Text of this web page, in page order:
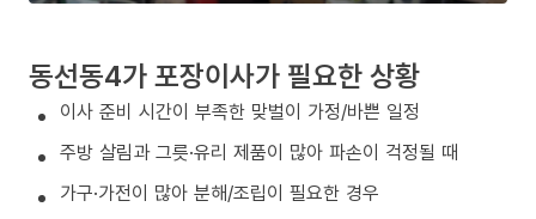
동선동4가 포장이사가 필요한 상황
이사 준비 시간이 부족한 맞벌이 가정/바쁜 일정
주방 살림과 그릇·유리 제품이 많아 파손이 걱정될 때
가구·가전이 많아 분해/조립이 필요한 경우